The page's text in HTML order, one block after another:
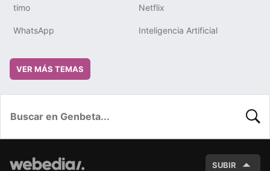
timo Netflix
WhatsApp Inteligencia Artificial
VER MÁS TEMAS
SUBIR